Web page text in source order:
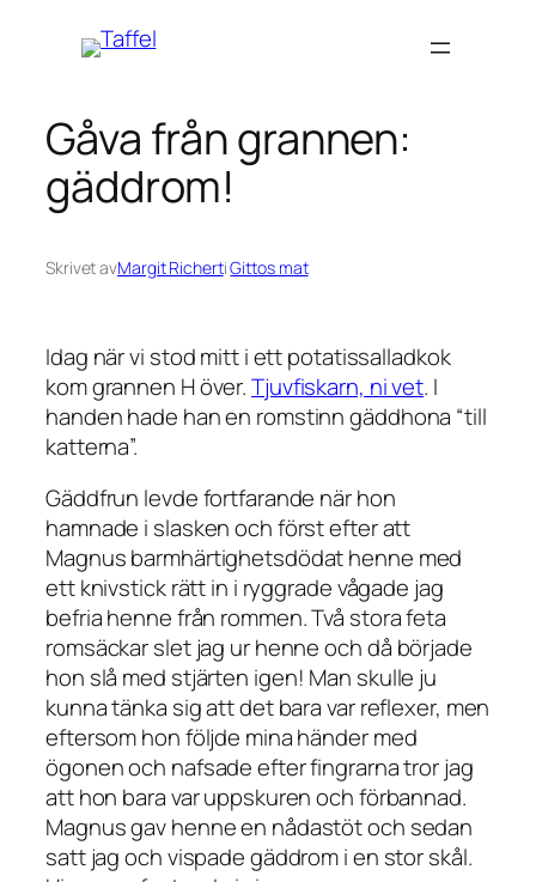
Gåva från grannen:
gäddrom!
Skrivet avMargit RichertiGittos mat
Idag när vi stod mitt i ett potatissalladkok
kom grannen H över.Tjuvfiskarn, ni vet. I
handen hade han en romstinn gäddhona “till
katterna”.
Gäddfrun levde fortfarande när hon
hamnade i slasken och först efter att
Magnus barmhärtighetsdödat henne med
ett knivstick rätt in i ryggrade vågade jag
befria henne från rommen. Två stora feta
romsäckar slet jag ur henneoch då började
hon slå med stjärten igen! Man skulle ju
kunna tänka sig att det bara var reflexer, men
eftersom hon följde mina händer med
ögonen och nafsade efter fingrarna tror jag
att hon bara var uppskuren och förbannad.
Magnus gav henne en nådastöt och sedan
satt jag och vispade gäddrom i en stor skål.